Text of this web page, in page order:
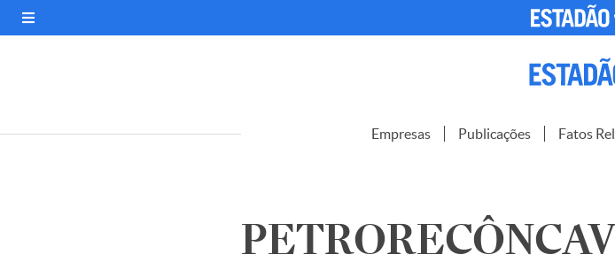
Empresas Publicações Fatos